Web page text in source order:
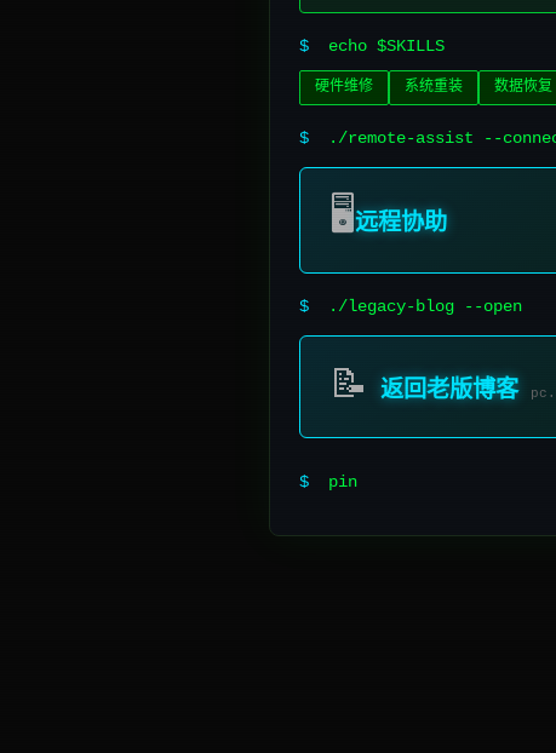
$ echo $SKILLS
硬件维修 系统重装 数据恢复
$ ./remote-assist --
🖥️远程协助
$ ./legacy-blog --open
📝 返回老版博客
$ ping minzhen-pc.com